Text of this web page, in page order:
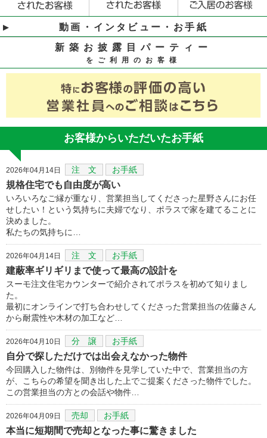
動画・インタビュー・お手紙
新築お披露目パーティー
をご利用のお客様
お客様からいただいたお手紙
2026年04月14日 注 文 お手紙
規格住宅でも自由度が高い
いろいろなご縁が重なり、営業担当してくださった星野さんにお任
せしたい！という気持ちに夫婦でなり、ポラスで家を建てることに
決めました。
私たちの気持ちに…
2026年04月14日 注 文 お手紙
建蔽率ギリギリまで使って最高の設計を
スーモ注文住宅カウンターで紹介されてポラスを初めて知りまし
た。
最初にオンラインで打ち合わせしてくださった営業担当の佐藤さん
から耐震性や木材の加工など…
2026年04月10日 分 譲 お手紙
自分で探しただけでは出会えなかった物件
今回購入した物件は、別物件を見学していた中で、営業担当の方
が、こちらの希望を聞き出した上でご提案くださった物件でした。
この営業担当の方との会話や物件…
2026年04月09日 売却 お手紙
本当に短期間で売却となった事に驚きました